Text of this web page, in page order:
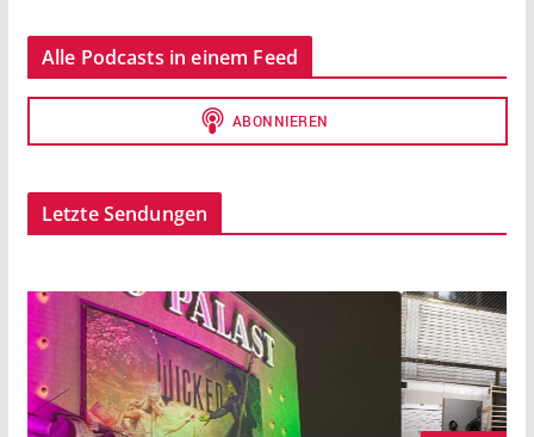
Alle Podcasts in einem Feed
Letzte Sendungen